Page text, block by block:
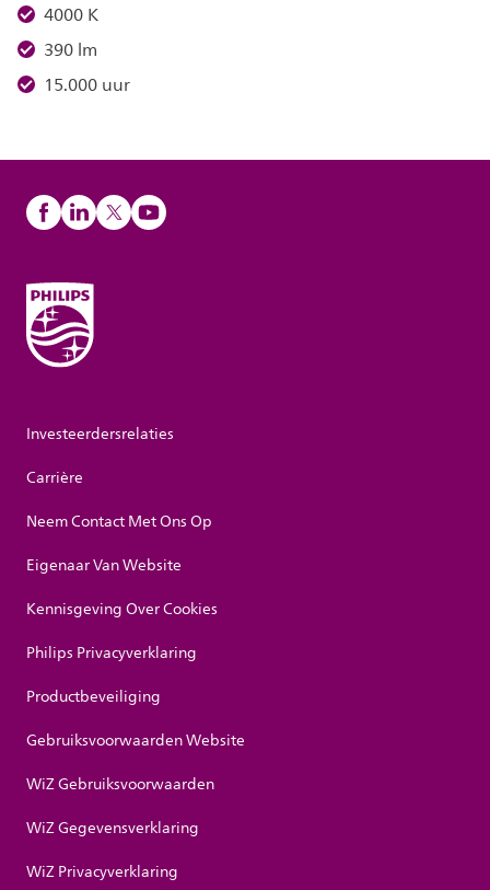
4000 K
390 lm
15.000 uur
Investeerdersrelaties
Carrière
Neem Contact Met Ons Op
Eigenaar Van Website
Kennisgeving Over Cookies
Philips Privacyverklaring
Productbeveiliging
Gebruiksvoorwaarden Website
WiZ Gebruiksvoorwaarden
WiZ Gegevensverklaring
WiZ Privacyverklaring